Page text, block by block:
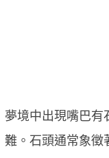
夢境中出現嘴巴有
難。石頭通常象徵